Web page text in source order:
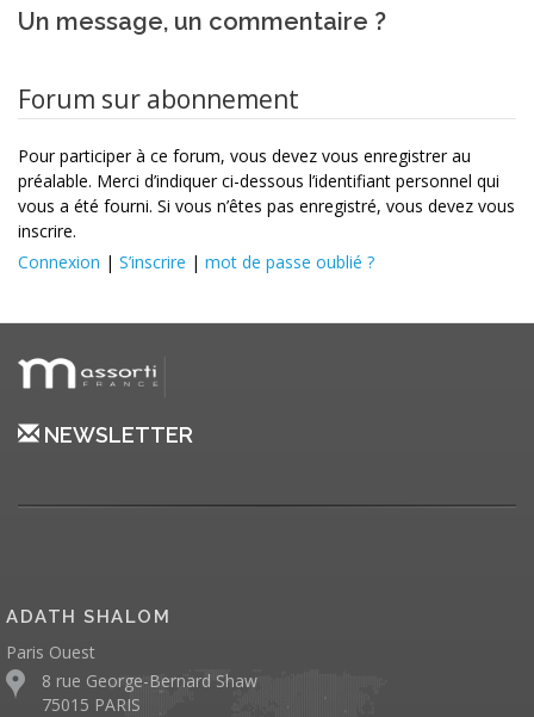
Un message, un commentaire ?
Forum sur abonnement
Pour participer à ce forum, vous devez vous enregistrer au
préalable. Merci d’indiquer ci-dessous l’identifiant personnel qui
vous a été fourni. Si vous n’êtes pas enregistré, vous devez vous
inscrire.
Connexion | S’inscrire | mot de passe oublié ?
NEWSLETTER
ADATH SHALOM
Paris Ouest
8 rue George-Bernard Shaw
75015 PARIS